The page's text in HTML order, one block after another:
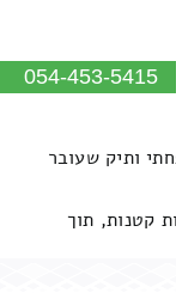
054-453-5415
ותיק שעובר
קטנות, תוך